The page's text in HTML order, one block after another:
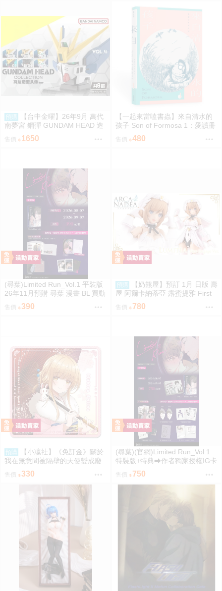
預購
【台中金曜】26年9月 萬代
南夢宮 鋼彈 GUNDAM HEAD 造
型頭像 第四彈 盲盒 中盒6入 081
售價 1650
【一起來當嗑書蟲】來自清水的
孩子 Son of Formosa 1：愛讀冊
的少年
售價 480
(尋葉)Limited Run_Vol.1 平裝版
26年11月預購 尋葉 漫畫 BL 買動
售價 390
預購
【奶熊屋】預訂 1月 日版 壽
屋 阿爾卡納蒂亞 露蜜提雅 First
Engage 一般版 組裝模型 0816
售價 780
預購
【小凜社】《免訂金》關於
我在無意間被隔壁的天使變成廢
柴這件事2 椎名真晝 新年 萬聖節
紅葉 聖誕節 杯墊
售價 330
(尋葉)(官網)Limited Run_Vol.1
特裝版+特典⮕作者獨家授權IG卡
*1、作者獨家授權透卡*1(9/7預購
結束後將不提供) 26年11月預購
售價 750